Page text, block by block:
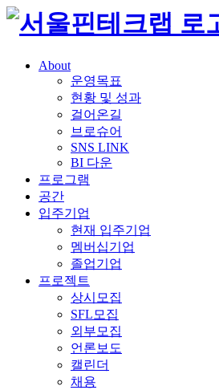
About
운영목표
현황 및 성과
걸어온길
브로슈어
SNS LINK
BI 다운
프로그램
공간
입주기업
현재 입주기업
멤버십기업
졸업기업
프로젝트
상시모집
SFL모집
외부모집
언론보도
캘린더
채용